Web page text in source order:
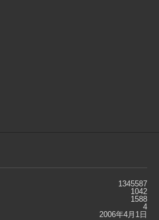
1345587
1042
1588
4
2006年4月1日